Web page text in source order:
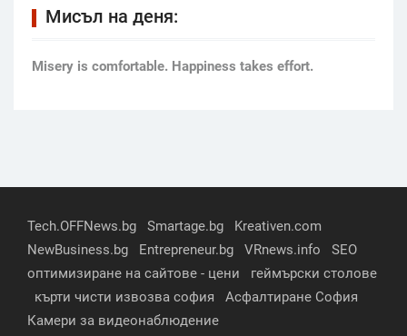
Мисъл на деня:
Мisery is comfortable. Happiness takes effort.
Tech.OFFNews.bg Smartage.bg
Kreativen.com
NewBusiness.bg
Entrepreneur.bg VRnews.info
SEO
оптимизиране на сайтове - цени
геймърски столове
кърти чисти извозва софия
Асфалтиране София
Камери за видеонаблюдение